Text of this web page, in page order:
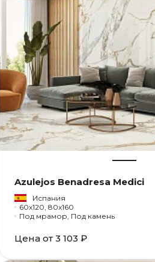
Azulejos Benadresa Medici
Испания
60x120, 80x160
Под мрамор, Под камень
Цена от 3 103 ₽